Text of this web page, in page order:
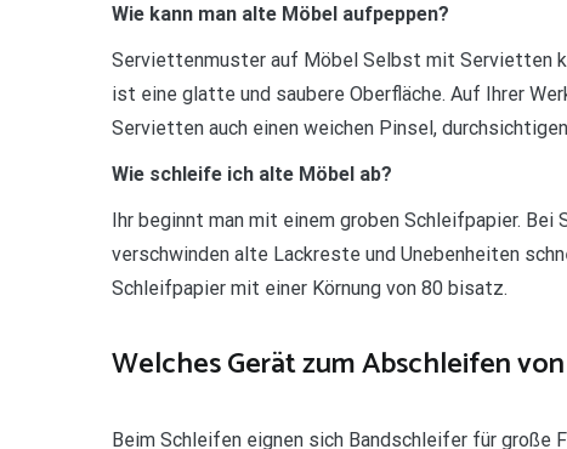
Wie kann man alte Möbel aufpeppen?
Serviettenmuster auf Möbel Selbst mit Servietten
ist eine glatte und saubere Oberfläche. Auf Ihrer
Servietten auch einen weichen Pinsel,
Wie schleife ich alte Möbel ab?
Ihr beginnt man mit einem groben Schleifpapier.
verschwinden alte Lackreste und Unebenheiten
Schleifpapier mit einer Körnung von 80 bisatz.
Welches Gerät zum Abschleifen
Beim Schleifen eignen sich Bandschleifer für große